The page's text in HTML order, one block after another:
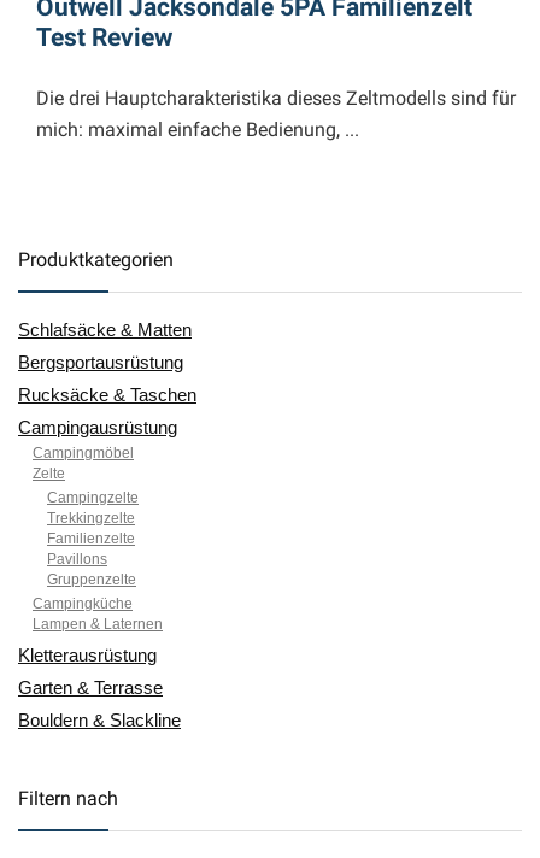
Outwell Jacksondale 5PA Familienzelt
Test Review
Die drei Hauptcharakteristika dieses Zeltmodells sind für
mich: maximal einfache Bedienung, ...
Produktkategorien
Schlafsäcke & Matten
Bergsportausrüstung
Rucksäcke & Taschen
Campingausrüstung
Campingmöbel
Zelte
Campingzelte
Trekkingzelte
Familienzelte
Pavillons
Gruppenzelte
Campingküche
Lampen & Laternen
Kletterausrüstung
Garten & Terrasse
Bouldern & Slackline
Filtern nach